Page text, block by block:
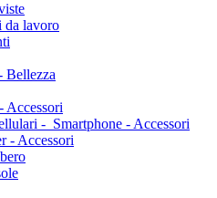
da lavoro
Bellezza
Accessori
- Smartphone - Accessori
- Accessori